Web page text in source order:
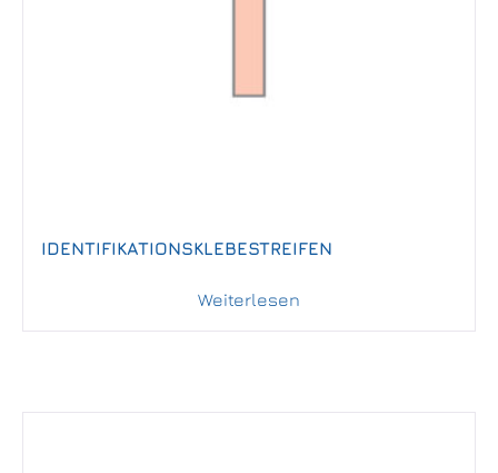
IDENTIFIKATIONSKLEBESTREIFEN
Weiterlesen